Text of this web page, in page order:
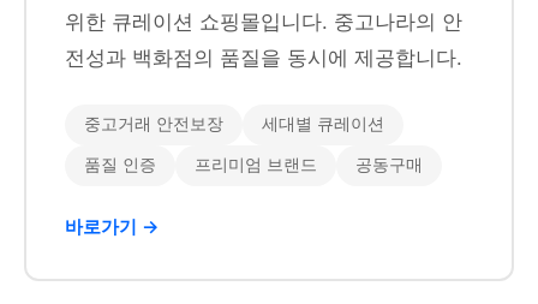
위한 큐레이션 쇼핑몰입니다. 중고나라의 안
전성과 백화점의 품질을 동시에 제공합니다.
중고거래 안전보장 세대별 큐레이션
품질 인증 프리미엄 브랜드 공동구매
바로가기 →